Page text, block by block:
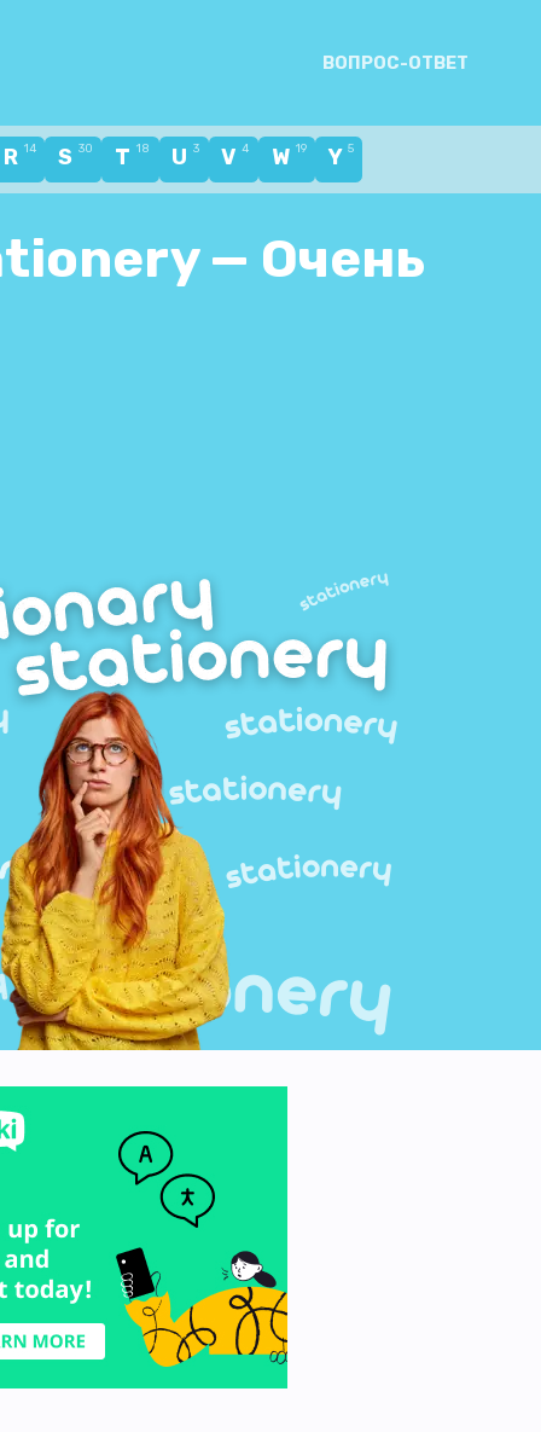
ВОПРОС-ОТВЕТ
R 14 S 30 T 18 U 3 V 4 W 19 Y 5
— Очень